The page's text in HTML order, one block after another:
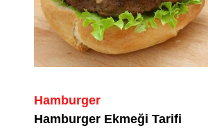
Hamburger
Hamburger Ekmeği Tarifi